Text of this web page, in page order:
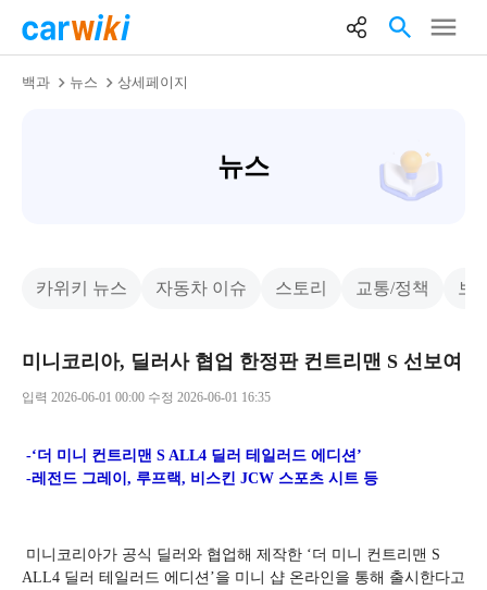
백과 뉴스 상세페이지
뉴스
카위키 뉴스 자동차 이슈 스토리 교통/정책 보
미니코리아, 딜러사 협업 한정판 컨트리맨 S 선보여
입력 2026-06-01 00:00 수정 2026-06-01 16:35
-‘더 미니 컨트리맨 S ALL4 딜러 테일러드 에디션’
-레전드 그레이, 루프랙, 비스킨 JCW 스포츠 시트 등
미니코리아가 공식 딜러와 협업해 제작한 ‘더 미니 컨트리맨 S
ALL4 딜러 테일러드 에디션’을 미니 샵 온라인을 통해 출시한다고